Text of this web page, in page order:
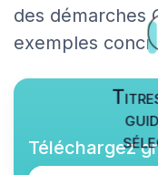
des démarches
exemples
Téléchargez